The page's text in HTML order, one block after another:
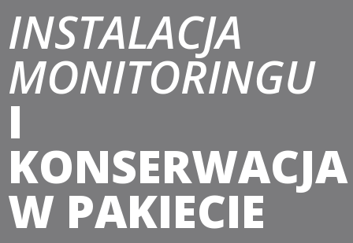
INSTALACJA
MONITORINGU
I
KONSERWACJA
W PAKIECIE